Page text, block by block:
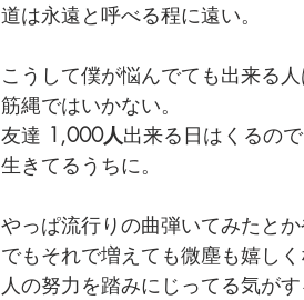
道は永遠と呼べる程に遠い。
こうして僕が悩んでても出来る
筋縄ではいかない。
友達 1,000人出来る日はくるので
生きてるうちに。
やっぱ流行りの曲弾いてみたと
でもそれで増えても微塵も嬉しく
人の努力を踏みにじってる気がす